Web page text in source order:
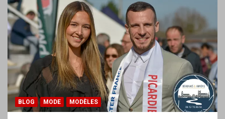
BLOG MODE MODÈLES